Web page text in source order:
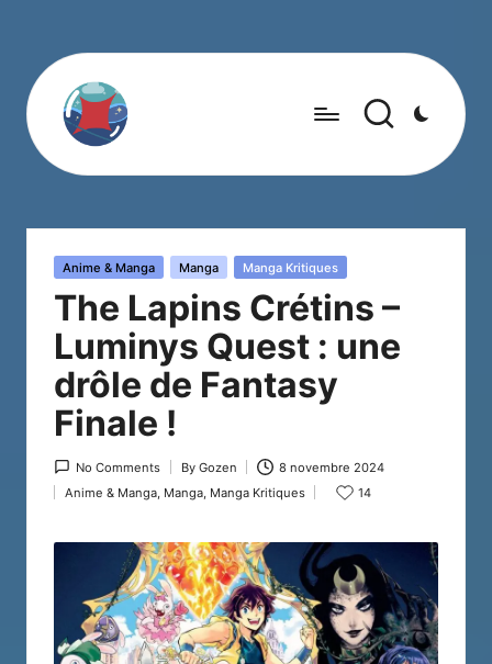
Posted
Anime & Manga Manga Manga Kritiques
The Lapins Crétins –
Luminys Quest : une
drôle de Fantasy
Finale !
No Comments
Posted
by
By Gozen 8 novembre 2024
Posted
Anime & Manga, Manga, Manga Kritiques 14